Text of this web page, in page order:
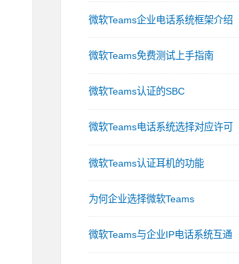
微软Teams企业电话系统框架介绍
微软Teams免费测试上手指南
微软Teams认证的SBC
微软Teams电话系统选择对应许可
微软Teams认证耳机的功能
为何企业选择微软Teams
微软Teams与企业IP电话系统互通